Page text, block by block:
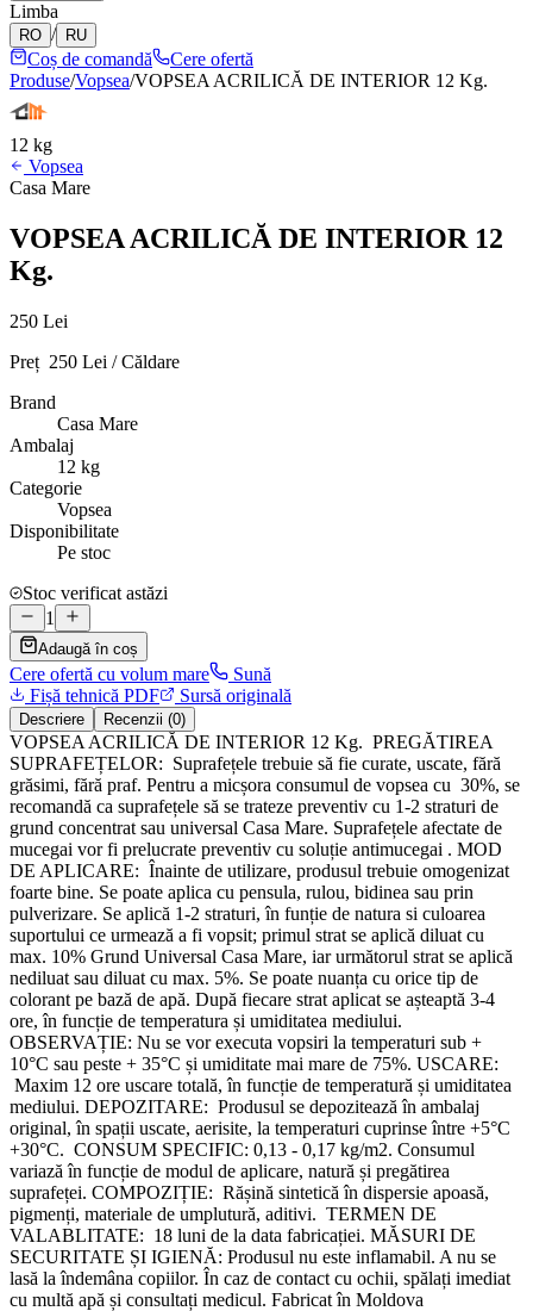
Limba
RO / RU
Coș de comandă
Cere ofertă
Produse/Vopsea/VOPSEA ACRILICĂ DE INTERIOR 12 Kg.
12 kg
Vopsea
Casa Mare
VOPSEA ACRILICĂ DE INTERIOR 12
Kg.
250 Lei
Preț 250 Lei / Căldare
Brand
Casa Mare
Ambalaj
12 kg
Categorie
Vopsea
Disponibilitate
Pe stoc
Stoc verificat astăzi
1
Adaugă în coș
Cere ofertă cu volum mare
Sună
Fișă tehnică PDF
Sursă originală
Descriere Recenzii (0)
VOPSEA ACRILICĂ DE INTERIOR 12 Kg. PREGĂTIREA
SUPRAFEȚELOR: Suprafețele trebuie să fie curate, uscate, fără
grăsimi, fără praf. Pentru a micșora consumul de vopsea cu 30%, se
recomandă ca suprafețele să se trateze preventiv cu 1-2 straturi de
grund concentrat sau universal Casa Mare. Suprafețele afectate de
mucegai vor fi prelucrate preventiv cu soluție antimucegai . MOD
DE APLICARE: Înainte de utilizare, produsul trebuie omogenizat
foarte bine. Se poate aplica cu pensula, rulou, bidinea sau prin
pulverizare. Se aplică 1-2 straturi, în funție de natura si culoarea
suportului ce urmează a fi vopsit; primul strat se aplică diluat cu
max. 10% Grund Universal Casa Mare, iar următorul strat se aplică
nediluat sau diluat cu max. 5%. Se poate nuanța cu orice tip de
colorant pe bază de apă. După fiecare strat aplicat se așteaptă 3-4
ore, în funcție de temperatura și umiditatea mediului.
OBSERVAȚIE: Nu se vor executa vopsiri la temperaturi sub +
10°C sau peste + 35°C și umiditate mai mare de 75%. USCARE:
Maxim 12 ore uscare totală, în funcție de temperatură și umiditatea
mediului. DEPOZITARE: Produsul se depozitează în ambalaj
original, în spații uscate, aerisite, la temperaturi cuprinse între +5°C
+30°C. CONSUM SPECIFIC: 0,13 - 0,17 kg/m2. Consumul
variază în funcție de modul de aplicare, natură și pregătirea
suprafeței. COMPOZIȚIE: Rășină sintetică în dispersie apoasă,
pigmenți, materiale de umplutură, aditivi. TERMEN DE
VALABLITATE: 18 luni de la data fabricației. MĂSURI DE
SECURITATE ȘI IGIENĂ: Produsul nu este inflamabil. A nu se
lasă la îndemâna copiilor. În caz de contact cu ochii, spălați imediat
cu multă apă și consultați medicul. Fabricat în Moldova